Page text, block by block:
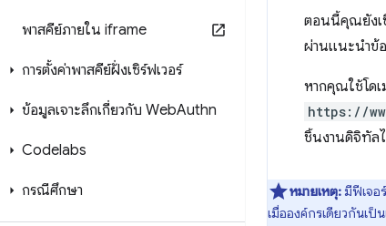
พาสคีย์ภายใน iframe
การตั้งค่าพาสคีย์ฝั่งเซิร์ฟเวอร์
ข้อมูลเจาะลึกเกี่ยวกับ WebAuthn
Codelabs
กรณีศึกษา
ตอนนี้คุณยังเ
ผ่านแนะนำข้อ
หากคุณใช้โด
https://
ชิ้นงานดิจิทัล
หมายเหตุ:มีฟีเจอ
เมื่อองค์กรเดียวกันเป็